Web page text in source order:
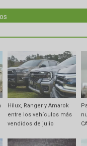
Hilux, Ranger y Amarok
entre los vehículos más
vendidos de julio